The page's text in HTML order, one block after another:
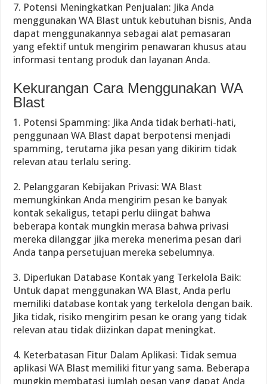
7. Potensi Meningkatkan Penjualan: Jika Anda
menggunakan WA Blast untuk kebutuhan bisnis, Anda
dapat menggunakannya sebagai alat pemasaran
yang efektif untuk mengirim penawaran khusus atau
informasi tentang produk dan layanan Anda.
Kekurangan Cara Menggunakan WA
Blast
1. Potensi Spamming: Jika Anda tidak berhati-hati,
penggunaan WA Blast dapat berpotensi menjadi
spamming, terutama jika pesan yang dikirim tidak
relevan atau terlalu sering.
2. Pelanggaran Kebijakan Privasi: WA Blast
memungkinkan Anda mengirim pesan ke banyak
kontak sekaligus, tetapi perlu diingat bahwa
beberapa kontak mungkin merasa bahwa privasi
mereka dilanggar jika mereka menerima pesan dari
Anda tanpa persetujuan mereka sebelumnya.
3. Diperlukan Database Kontak yang Terkelola Baik:
Untuk dapat menggunakan WA Blast, Anda perlu
memiliki database kontak yang terkelola dengan baik.
Jika tidak, risiko mengirim pesan ke orang yang tidak
relevan atau tidak diizinkan dapat meningkat.
4. Keterbatasan Fitur Dalam Aplikasi: Tidak semua
aplikasi WA Blast memiliki fitur yang sama. Beberapa
mungkin membatasi jumlah pesan yang dapat Anda